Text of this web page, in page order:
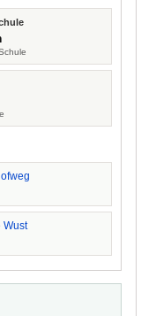
Wust